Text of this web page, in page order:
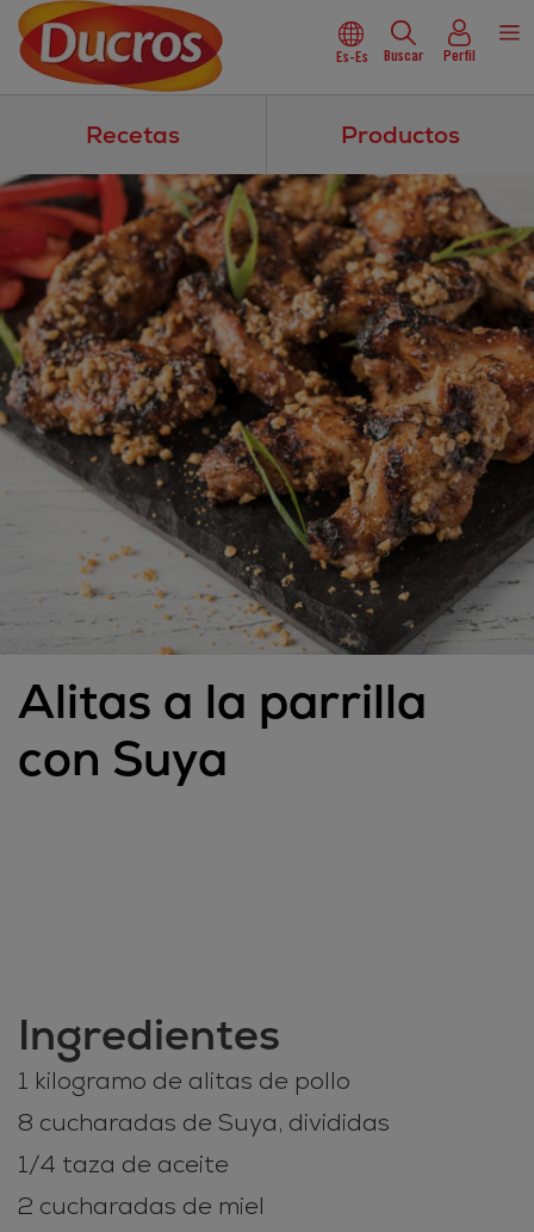
Es-Es Buscar Perfil
Recetas Productos
Alitas a la parrilla
con Suya
Ingredientes
1 kilogramo de alitas de pollo
8 cucharadas de Suya, divididas
1/4 taza de aceite
2 cucharadas de miel